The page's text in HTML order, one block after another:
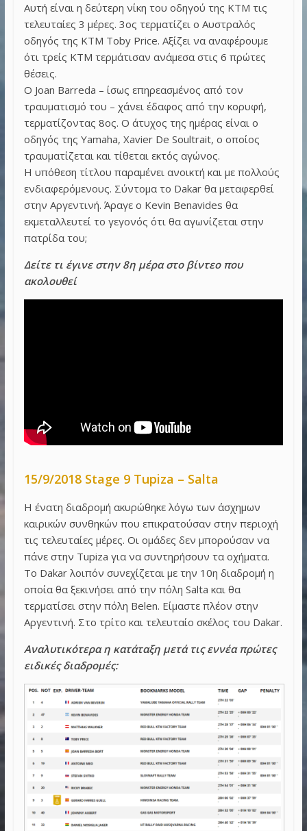
Αυτή είναι η δεύτερη νίκη του οδηγού της ΚΤΜ τις
τελευταίες 3 μέρες. 3ος τερματίζει ο Αυστραλός
οδηγός της KTM Toby Price. Αξίζει να αναφέρουμε
ότι τρείς ΚΤΜ τερμάτισαν ανάμεσα στις 6 πρώτες
θέσεις.
Ο Joan Barreda – ίσως επηρεασμένος από τον
τραυματισμό του – χάνει έδαφος από την κορυφή,
τερματίζοντας 8ος. Ο άτυχος της ημέρας είναι ο
οδηγός της Yamaha, Xavier De Soultrait, ο οποίος
τραυματίζεται και τίθεται εκτός αγώνος.
Η υπόθεση τίτλου παραμένει ανοικτή και με πολλούς
ενδιαφερόμενους. Σύντομα το Dakar θα μεταφερθεί
στην Αργεντινή. Άραγε ο Kevin Benavides θα
εκμεταλλευτεί το γεγονός ότι θα αγωνίζεται στην
πατρίδα του;
Δείτε τι έγινε στην 8η μέρα στο βίντεο που
ακολουθεί
15/9/2018 Stage 9 Tupiza – Salta
Η ένατη διαδρομή ακυρώθηκε λόγω των άσχημων
καιρικών συνθηκών που επικρατούσαν στην περιοχή
τις τελευταίες μέρες. Οι ομάδες δεν μπορούσαν να
πάνε στην Tupiza για να συντηρήσουν τα οχήματα.
Το Dakar λοιπόν συνεχίζεται με την 10η διαδρομή η
οποία θα ξεκινήσει από την πόλη Salta και θα
τερματίσει στην πόλη Belen. Είμαστε πλέον στην
Αργεντινή. Στο τρίτο και τελευταίο σκέλος του Dakar.
Αναλυτικότερα η κατάταξη μετά τις εννέα πρώτες
ειδικές διαδρομές: